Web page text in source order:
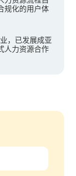
规化的用户体
，已发展成亚
人力资源合作